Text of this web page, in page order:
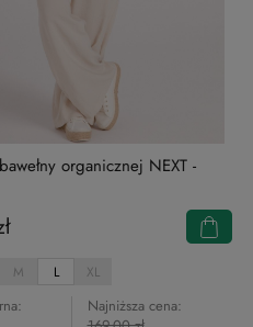
organicznej NEXT -
Najniższa cena:
M L XL